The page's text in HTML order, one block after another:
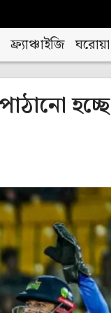
ফ্র্যাঞ্চাইজি ঘরোয়া
হচ্ছে